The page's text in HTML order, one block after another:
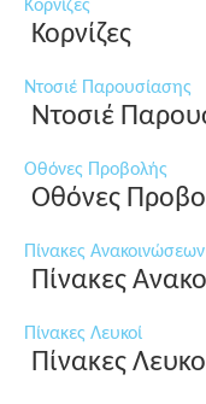
Κορνίζες
Κορνίζες
Ντοσιέ Παρουσίασης
Ντοσιέ
Οθόνες Προβολής
Οθόνες
Πίνακες Ανακοινώσεων
Πίνακες
Πίνακες Λευκοί
Πίνακες